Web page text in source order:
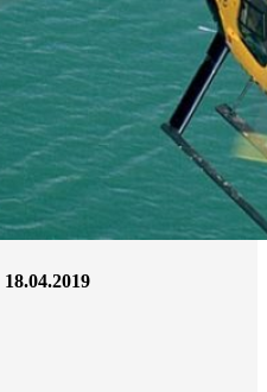
18.04.2019